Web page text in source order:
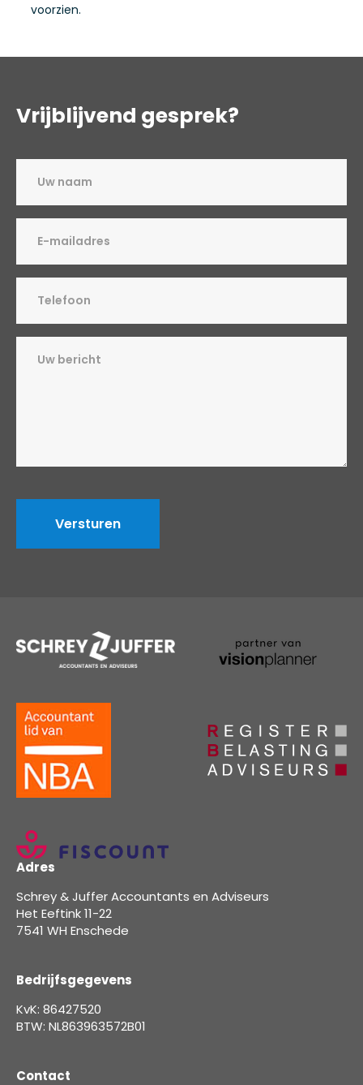
voorzien.
Vrijblijvend gesprek?
Adres
Schrey & Juffer Accountants en Adviseurs
Het Eeftink 11-22
7541 WH Enschede
Bedrijfsgegevens
KvK: 86427520
BTW: NL863963572B01
Contact